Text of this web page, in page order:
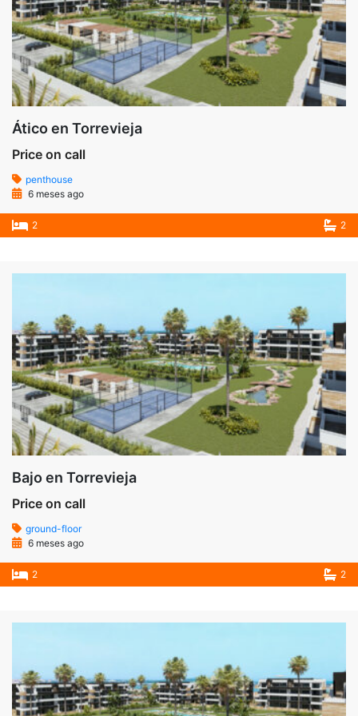
Ático en Torrevieja
Price on call
penthouse
6 meses ago
2 2
Bajo en Torrevieja
Price on call
ground-floor
6 meses ago
2 2